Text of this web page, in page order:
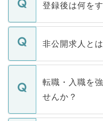
登録後は何を
ご登録いただき
登録内容を確認
ます。通常、5営
いただきますの
非公開求人と
マイナビ
うち約3割は、
けない「非公開
下記の理由によ
ません。
転職・入職を
せんか？